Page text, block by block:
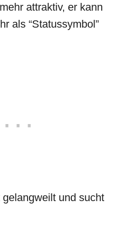
attraktiv, er kann
als “Statussymbol”
gelangweilt und sucht